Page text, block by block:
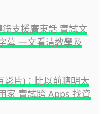
支援廣東話 實試文
幕 一文看清教學及
影片)：比以前聰明太
家 實試跨 Apps 找資